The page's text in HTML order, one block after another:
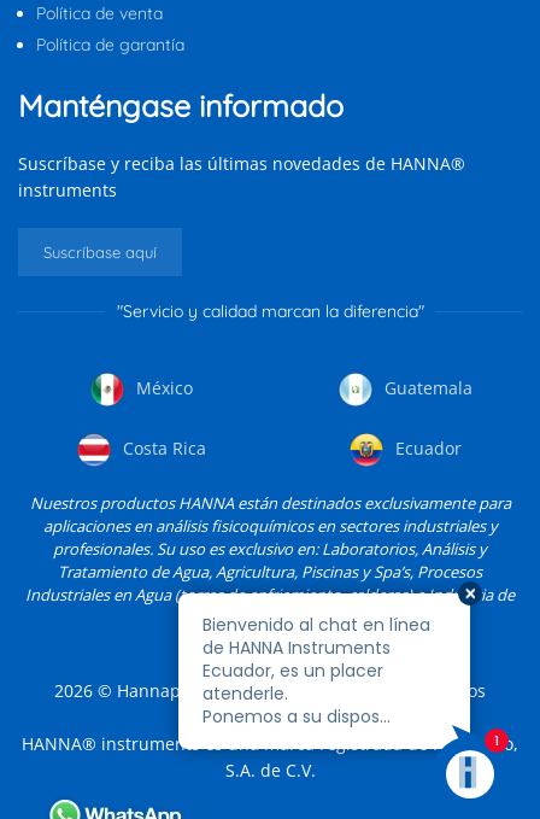
Política de venta
Política de garantía
Manténgase informado
Suscríbase y reciba las últimas novedades de HANNA®
instruments
Suscríbase aquí
"Servicio y calidad marcan la diferencia"
México Guatemala
Costa Rica Ecuador
Nuestros productos HANNA están destinados exclusivamente para
aplicaciones en análisis fisicoquímicos en sectores industriales y
profesionales. Su uso es exclusivo en: Laboratorios, Análisis y
Tratamiento de Agua, Agricultura, Piscinas y Spa’s, Procesos
Industriales en Agua (torres de enfriamiento, calderas) e Industria de
Alimentos, entre otros.
2026 © Hannapro, S.A. de C.V. y sus filiales. Todos los
derechos reservados.
HANNA® instruments es una marca registrada de Hannapro,
S.A. de C.V.